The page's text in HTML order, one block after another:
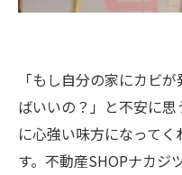
「もし自分の家にカビ
ばいいの？」と不安に
に心強い味方になって
す。不動産SHOPナカジ